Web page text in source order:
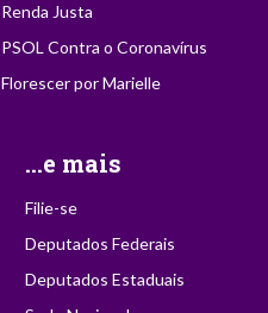
Renda Justa
PSOL Contra o Coronavírus
Florescer por Marielle
...e mais
Filie-se
Deputados Federais
Deputados Estaduais